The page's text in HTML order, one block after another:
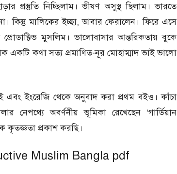
প্রস্তুতি নিচ্ছিলাম। ভীষণ অসুস্থ ছিলাম। ভারতে
কিন্তু মালিকের ইচ্ছা, আবার ফেরালেন। ফিরে এসে
মুসলিম। ভালোবাসার আন্তরিকতায় বুকে
কথা সত্য প্রমাণিত-নূর মোহাম্মাদ ভাই ভালো
এবং ইংরেজি থেকে অনুবাদ করা প্রথম বইও। কাঁচা
অবর্ণনীয় ভূমিকা রেখেছেন ‘গার্ডিয়ান
কৃতজ্ঞতা প্রকাশ করছি।
Muslim Bangla pdf